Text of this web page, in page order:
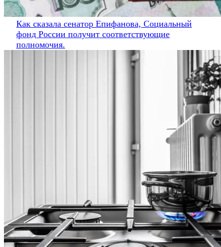
Как сказала сенатор Епифанова, Социальный
фонд России получит соответствующие
полномочия.